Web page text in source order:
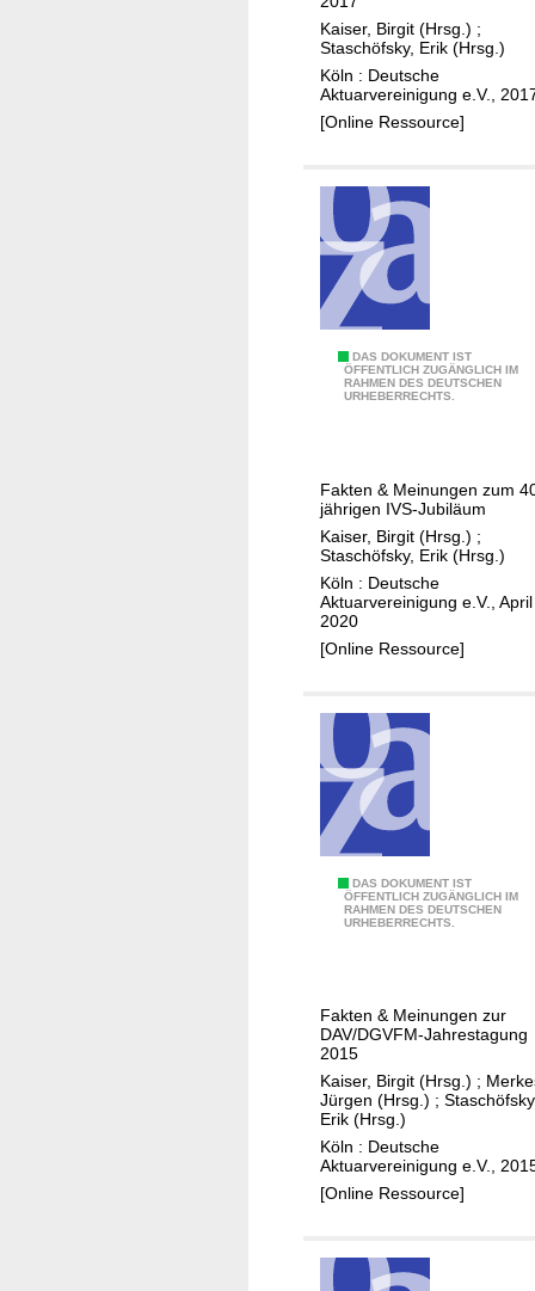
K
I
:
W
a
g
s
t
o
r
d
e
r
n
d
m
o
s
c
h
e
r
W
a
d
l
Kaiser, Birgit (Hrsg.) ;
Staschöfsky, Erik (Hrsg.)
Köln : Deutsche
Aktuarvereinigung e.V.,
[Online Ressource]
DAS DOKUMENT IST
ÖFFENTLICH ZUGÄNGLICH IM
RAHMEN DES DEUTSCHEN
URHEBERRECHTS.
m
p
u
l
s
e
f
r
i
b
A
Fakten & Meinungen zum
jährigen IVS-Jubiläum
Kaiser, Birgit (Hrsg.) ;
Staschöfsky, Erik (Hrsg.)
Köln : Deutsche
Aktuarvereinigung e.V., April
2020
[Online Ressource]
DAS DOKUMENT IST
ÖFFENTLICH ZUGÄNGLICH IM
RAHMEN DES DEUTSCHEN
URHEBERRECHTS.
e
k
t
i
v
e
n
Fakten & Meinungen zur
DAV/DGVFM-Jahrestagung
2015
Kaiser, Birgit (Hrsg.) ;
Jürgen (Hrsg.) ;
Erik (Hrsg.)
Köln : Deutsche
Aktuarvereinigung e.V.,
[Online Ressource]